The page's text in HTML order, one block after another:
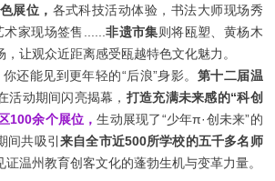
展位， 各式科技活动体验，书法大师现场秀
家现场签售...... 非遗市集则将瓯塑、黄杨木
让观众近距离感受瓯越特色文化魅力。
还能见到更年轻的“后浪”身影。 第十二届温
活动期间闪亮揭幕， 打造充满未来感的“科创
100余个展位，生动展现了“少年π·创未来”的
间共吸引来自全市近500所学校的五千多名师
证温州教育创客文化的蓬勃生机与变革力量。